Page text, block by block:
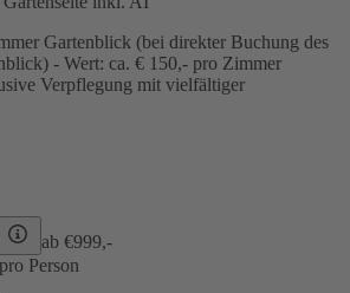
Gartenblick (bei direkter Buchung des
- Wert: ca. € 150,- pro Zimmer
Verpflegung mit vielfältiger
ab €999,-
Person